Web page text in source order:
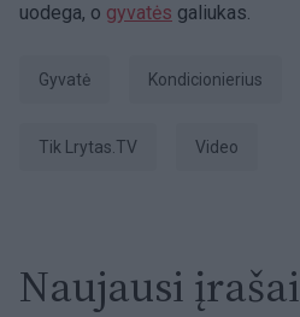
uodega, o gyvatės galiukas.
gyvatė kondicionierius
tik Lrytas.TV Video
Naujausi įrašai